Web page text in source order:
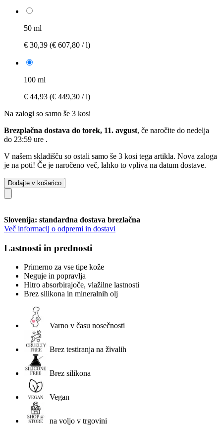
50 ml
€ 30,39 (€ 607,80 / l)
100 ml
€ 44,93 (€ 449,30 / l)
Na zalogi so samo še 3 kosi
Brezplačna dostava do torek, 11. avgust, če naročite do nedelja
do 23:59 ure .
V našem skladišču so ostali samo še 3 kosi tega artikla. Nova zaloga
je na poti! Če je naročeno več, lahko to vpliva na datum dostave.
Dodajte v košarico
Slovenija: standardna dostava brezlačna
Več informacij o odpremi in dostavi
Lastnosti in prednosti
Primerno za vse tipe kože
Neguje in popravlja
Hitro absorbirajoče, vlažilne lastnosti
Brez silikona in mineralnih olj
Varno v času nosečnosti
Brez testiranja na živalih
Brez silikona
Vegan
na voljo v trgovini